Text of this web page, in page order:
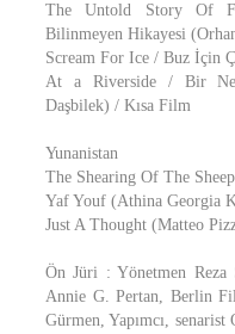
The Untold Story Of
Bilinmeyen Hikayesi
Scream For Ice / Buz İçin
At a Riverside / Bir
Daşbilek) / Kısa Film
Yunanistan
The Shearing Of The
Yaf Youf (Athina Georgia
Just A Thought (Matteo
Ön Jüri : Yönetmen Reza
Annie G. Pertan, Berlin
Gürmen, Yapımcı,